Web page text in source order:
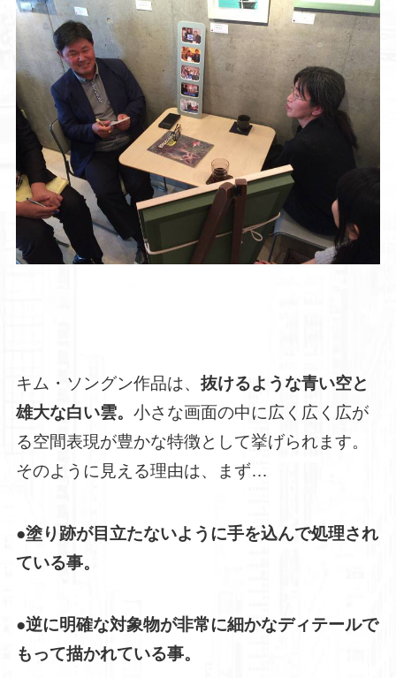
キム・ソングン作品は、 抜けるような青い空と
雄大な白い雲。 小さな画面の中に広く広く広が
る空間表現が豊かな特徴として挙げられます。
そのように見える理由は、まず…
●塗り跡が目立たないように手を込んで処理され
ている事。
●逆に明確な対象物が非常に細かなディテールで
もって描かれている事。